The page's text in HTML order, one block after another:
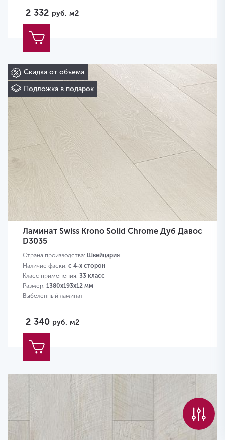
2 332 руб. м2
Скидка от объема
Подложка в подарок
Ламинат Swiss Krono Solid Chrome Дуб Давос
D3035
Страна производства: Швейцария
Наличие фаски: с 4-х сторон
Класс применения: 33 класс
Размер: 1380х193х12 мм
Выбеленный ламинат
2 340 руб. м2